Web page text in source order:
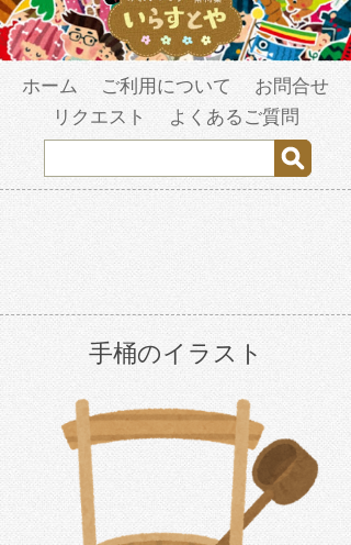
ホーム ご利用について
お問合せ
リクエスト
よくあるご質問
手桶のイラスト